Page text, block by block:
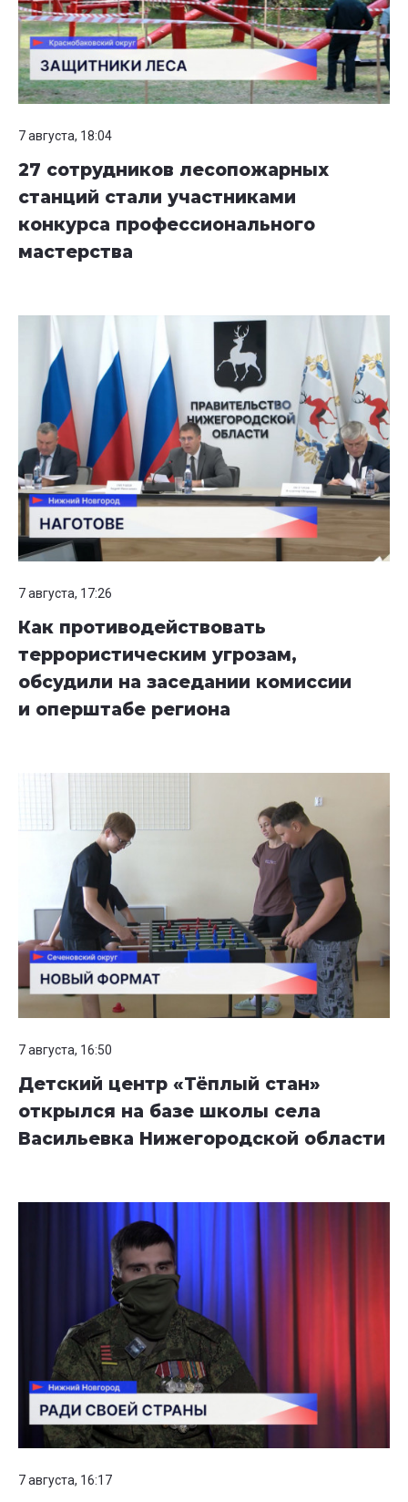
7 августа, 18:04
27 сотрудников лесопожарных
станций стали участниками
конкурса профессионального
мастерства
7 августа, 17:26
Как противодействовать
террористическим угрозам,
обсудили на заседании комиссии
и оперштабе региона
7 августа, 16:50
Детский центр «Тёплый стан»
открылся на базе школы села
Васильевка Нижегородской области
7 августа, 16:17